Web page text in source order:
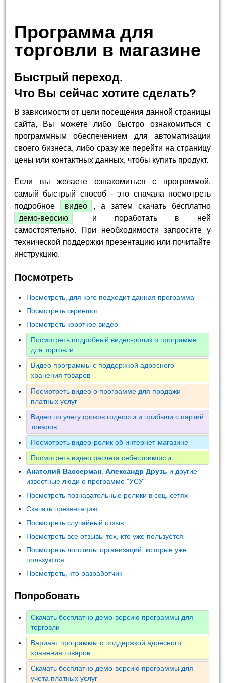
Программа для
торговли в магазине
Быстрый переход.
Что Вы сейчас хотите сделать?
В зависимости от цели посещения данной страницы
сайта, Вы можете либо быстро ознакомиться с
программным обеспечением для автоматизации
своего бизнеса, либо сразу же перейти на страницу
цены или контактных данных, чтобы купить продукт.
Если вы желаете ознакомиться с программой,
самый быстрый способ - это сначала посмотреть
подробное
видео
, а затем скачать бесплатно
демо-версию
и поработать в ней
самостоятельно. При необходимости запросите у
технической поддержки презентацию или почитайте
инструкцию.
Посмотреть
Посмотреть, для кого подходит данная программа
Посмотреть скриншот
Посмотреть короткое видео
Посмотреть подробный видео-ролик о программе
для торговли
Видео программы с поддержкой адресного
хранения товаров
Посмотреть видео о программе для продажи
платных услуг
Видео по учету сроков годности и прибыли с партий
товаров
Посмотреть видео-ролик об интернет-магазине
Посмотреть видео расчета себестоимости
Анатолий Вассерман ,Александр Друзь и другие
известные люди о программе "УСУ"
Посмотреть познавательные ролики в соц. сетях
Скачать презентацию
Посмотреть случайный отзыв
Посмотреть все отзывы тех, кто уже пользуется
Посмотреть логотипы организаций, которые уже
пользуются
Посмотреть, кто разработчик
Попробовать
Скачать бесплатно демо-версию программы для
торговли
Вариант программы с поддержкой адресного
хранения товаров
Скачать бесплатно демо-версию программы для
учета платных услуг